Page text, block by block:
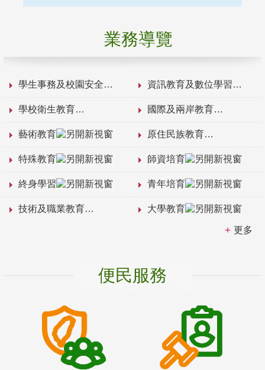
業務導覽
學生事務及校園安全 資訊教育及數位學習
學校衛生教育 國際及兩岸教育
藝術教育 原住民族教育
特殊教育 師資培育
終身學習 青年培育
技術及職業教育 大學教育
更多
便民服務